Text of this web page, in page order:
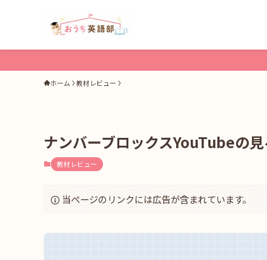
ホーム 教材レビュー
ナンバーブロックスYouTubeの
教材レビュー
当ページのリンクには広告が含まれています。